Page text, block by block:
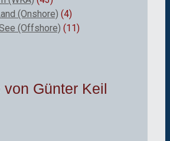
(Onshore) (4)
(Offshore) (11)
Günter Keil